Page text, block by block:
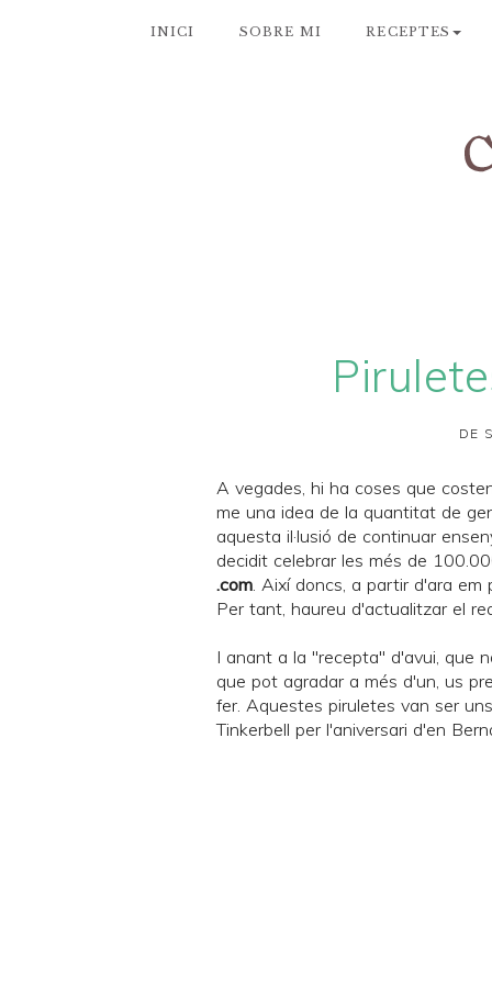
INICI SOBRE MI RECEPTES
DE
A vegades, hi ha coses que
me una idea de la quantitat de
aquesta il·lusió de continuar
decidit celebrar les més de
.com. Així doncs, a partir d'ara em
Per tant, haureu d'actualitzar el
I anant a la "recepta" d'avui, que
que pot agradar a més d'un, us
fer. Aquestes piruletes van ser
Tinkerbell per l'aniversari d'en